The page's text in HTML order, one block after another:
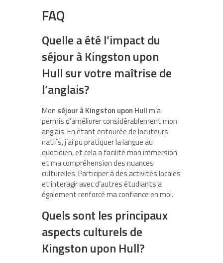
FAQ
Quelle a été l’impact du
séjour à Kingston upon
Hull sur votre maîtrise de
l’anglais?
Mon séjour à Kingston upon Hullm’a
permis d’améliorer considérablement mon
anglais. En étant entourée de locuteurs
natifs, j’ai pu pratiquer la langue au
quotidien, et cela a facilité mon immersion
et ma compréhension des nuances
culturelles. Participer à des activités locales
et interagir avec d’autres étudiants a
également renforcé ma confiance en moi.
Quels sont les principaux
aspects culturels de
Kingston upon Hull?